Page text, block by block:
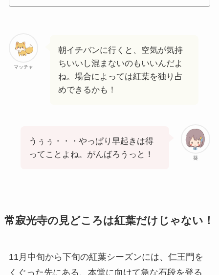
マッチャ
朝イチバンに行くと、空気が気持
ちいいし混まないのもいいんだよ
ね。場合によっては紅葉を独り占
めできるかも！
葵
うぅぅ・・・やっぱり早起きは得
ってことよね。がんばろうっと！
常寂光寺の見どころは紅葉だけじゃない！
11月中旬から下旬の紅葉シーズンには、仁王門を
くぐった先にある、本堂に向けて急な石段を登る